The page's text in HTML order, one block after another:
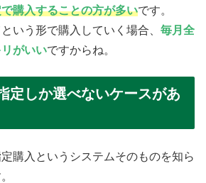
購入することの方が多いです。
いう形で購入していく場合、 毎月全
がいいですからね。
定しか選べないケースがあ
購入というシステムそのものを知ら